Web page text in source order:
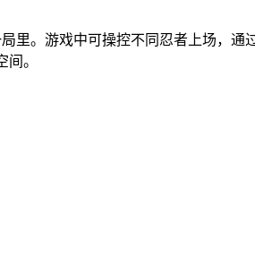
里。游戏中可操控不同忍者上场，通
。